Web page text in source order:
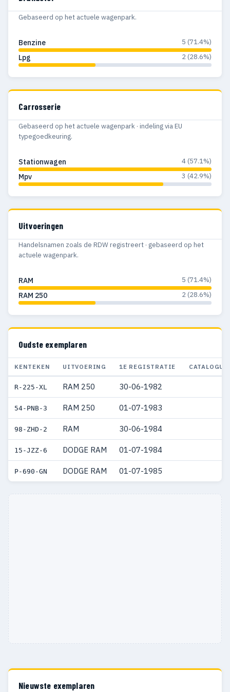
Gebaseerd op het actuele wagenpark.
Benzine 5 (71.4%)
Lpg 2 (28.6%)
Carrosserie
Gebaseerd op het actuele wagenpark · indeling via EU
typegoedkeuring.
Stationwagen 4 (57.1%)
Mpv 3 (42.9%)
Uitvoeringen
Handelsnamen zoals de RDW registreert · gebaseerd op het
actuele wagenpark.
RAM 5 (71.4%)
RAM 250 2 (28.6%)
Oudste exemplaren
KENTEKEN UITVOERING 1E REGISTRATIE
R-225-XL RAM 250 30-06-1982
54-PNB-3 RAM 250 01-07-1983
98-ZHD-2 RAM 30-06-1984
15-JZZ-6 DODGE RAM 01-07-1984
P-690-GN DODGE RAM 01-07-1985
Nieuwste exemplaren